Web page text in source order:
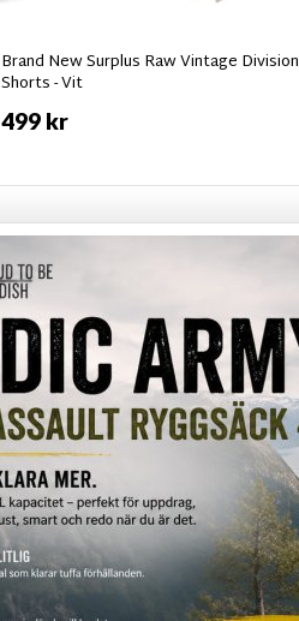
Brand New Surplus Raw Vintage Division
Shorts - Vit
499 kr